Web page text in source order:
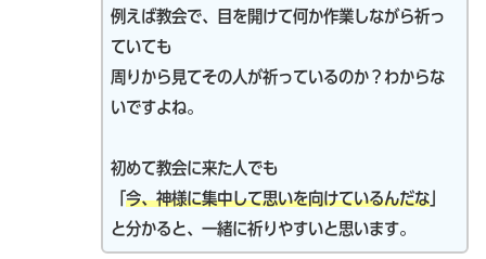
例えば教会で、目を開けて何か作業しながら祈っ
ていても
周りから見てその人が祈っているのか？わからな
いですよね。
初めて教会に来た人でも
今、神様に集中して思いを向けているんだな」
と分かると、一緒に祈りやすいと思います。